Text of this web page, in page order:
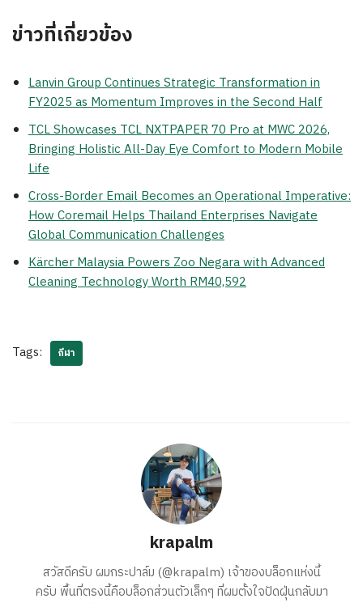
ข่าวที่เกี่ยวข้อง
Lanvin Group Continues Strategic Transformation in
FY2025 as Momentum Improves in the Second Half
TCL Showcases TCL NXTPAPER 70 Pro at MWC 2026,
Bringing Holistic All-Day Eye Comfort to Modern Mobile
Life
Cross-Border Email Becomes an Operational Imperative:
How Coremail Helps Thailand Enterprises Navigate
Global Communication Challenges
Kärcher Malaysia Powers Zoo Negara with Advanced
Cleaning Technology Worth RM40,592
Tags: กีฬา
krapalm
สวัสดีครับ ผมกระปาล์ม (@krapalm) เจ้าของบล็อกแห่งนี้
ครับ พื้นที่ตรงนี้คือบล็อกส่วนตัวเล็กๆ ที่ผมตั้งใจปัดฝุ่นกลับมา